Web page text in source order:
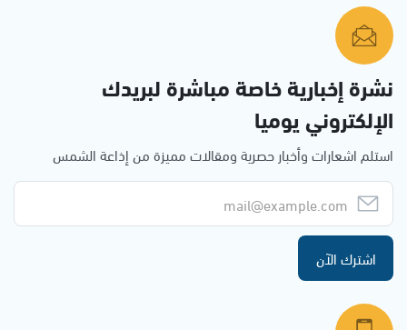
نشرة إخبارية خاصة مباشرة لبريدك
الإلكتروني يوميا
استلم اشعارات وأخبار حصرية ومقالات مميزة من إذاعة الشمس
اشترك الآن